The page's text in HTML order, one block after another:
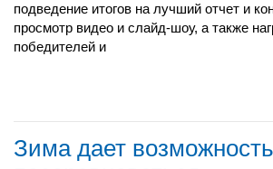
подведение итогов на лучший отчет и
просмотр видео и слайд-шоу, а также
победителей и
Зима дает возможность